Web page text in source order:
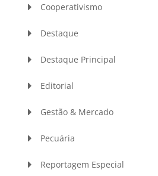
Cooperativismo
Destaque
Destaque Principal
Editorial
Gestão & Mercado
Pecuária
Reportagem Especial